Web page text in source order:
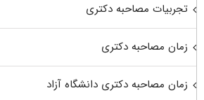
تجربیات مصاحبه دکتری
زمان مصاحبه دکتری
زمان مصاحبه دکتری دانشگاه آزاد